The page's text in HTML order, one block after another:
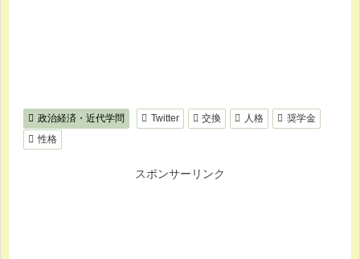
政治経済・近代学問 Twitter 交換 人格
奨学金
性格
スポンサーリンク